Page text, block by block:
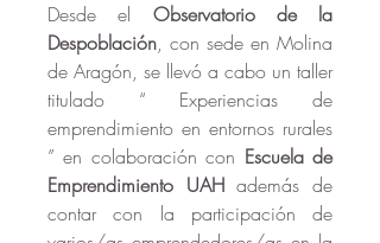
Desde el Observatorio de la
Despoblación, con sede en Molina
de Aragón, se llevó a cabo un taller
titulado “ Experiencias de
emprendimiento en entornos rurales
” en colaboración con Escuela de
Emprendimiento UAH además de
contar con la participación de